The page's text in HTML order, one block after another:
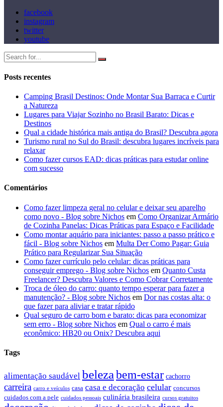
facebook
instagram
twitter
youtube
Posts recentes
Camping Brasil Destinos: Onde Montar Sua Barraca e Curtir
a Natureza
Lugares para Viajar Sozinho no Brasil Barato: Dicas e
Destinos
Qual a cidade histórica mais antiga do Brasil? Descubra agora
Turismo rural no Sul do Brasil: descubra lugares incríveis para
relaxar
Como fazer cursos EAD: dicas práticas para estudar online
com sucesso
Comentários
Como fazer limpeza geral no celular e deixar seu aparelho
como novo - Blog sobre Nichos em Como Organizar Armário
de Cozinha Panelas: Dicas Práticas para Espaço e Facilidade
Como montar aquário para iniciantes: passo a passo prático e
fácil - Blog sobre Nichos em Multa Der Como Pagar: Guia
Prático para Regularizar Sua Situação
Como fazer currículo pelo celular: dicas práticas para
conseguir emprego - Blog sobre Nichos em Quanto Custa
Freelancer? Descubra Valores e Como Cobrar Corretamente
Troca de óleo do carro: quanto tempo esperar para fazer a
manutenção? - Blog sobre Nichos em Dor nas costas alta: o
que fazer para aliviar e tratar rápido
Qual seguro de carro bom e barato: dicas para economizar
sem erro - Blog sobre Nichos em Qual o carro é mais
econômico: HB20 ou Onix? Descubra aqui
Tags
alimentação saudável belezabem-estar cachorro
carreira carro e veículos casa casa e decoração celular concursos
cuidados com a pele cuidados pessoais culinária brasileira cursos gratuitos